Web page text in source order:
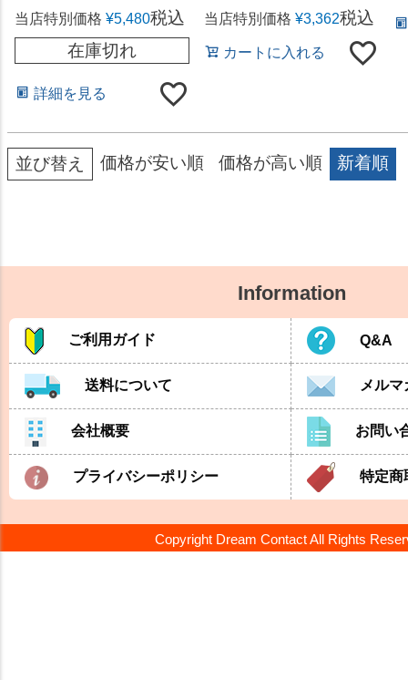
当店特別価格 ¥5,480税込
在庫切れ
詳細を見る
当店特別価格 ¥3,362税込
カートに入れる
並び替え 価格が安い順 価格が高い順 新着順
Information
ご利用ガイド Q&A
送料について メル
会社概要 お問い
プライバシーポリシー 特定商
Copyright Dream Contact All Rights